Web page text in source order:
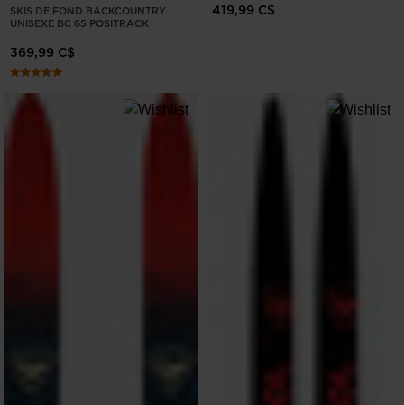
SKIS DE FOND BACKCOUNTRY
UNISEXE BC 65 POSITRACK
369,99 C$
419,99 C$